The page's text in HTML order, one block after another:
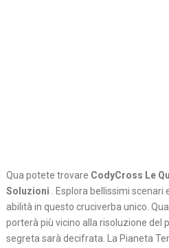
Qua potete trovare CodyCross Le
Soluzioni . Esplora bellissimi scenari
abilità in questo cruciverba unico.
porterà più vicino alla risoluzione del
segreta sarà decifrata. La Pianeta